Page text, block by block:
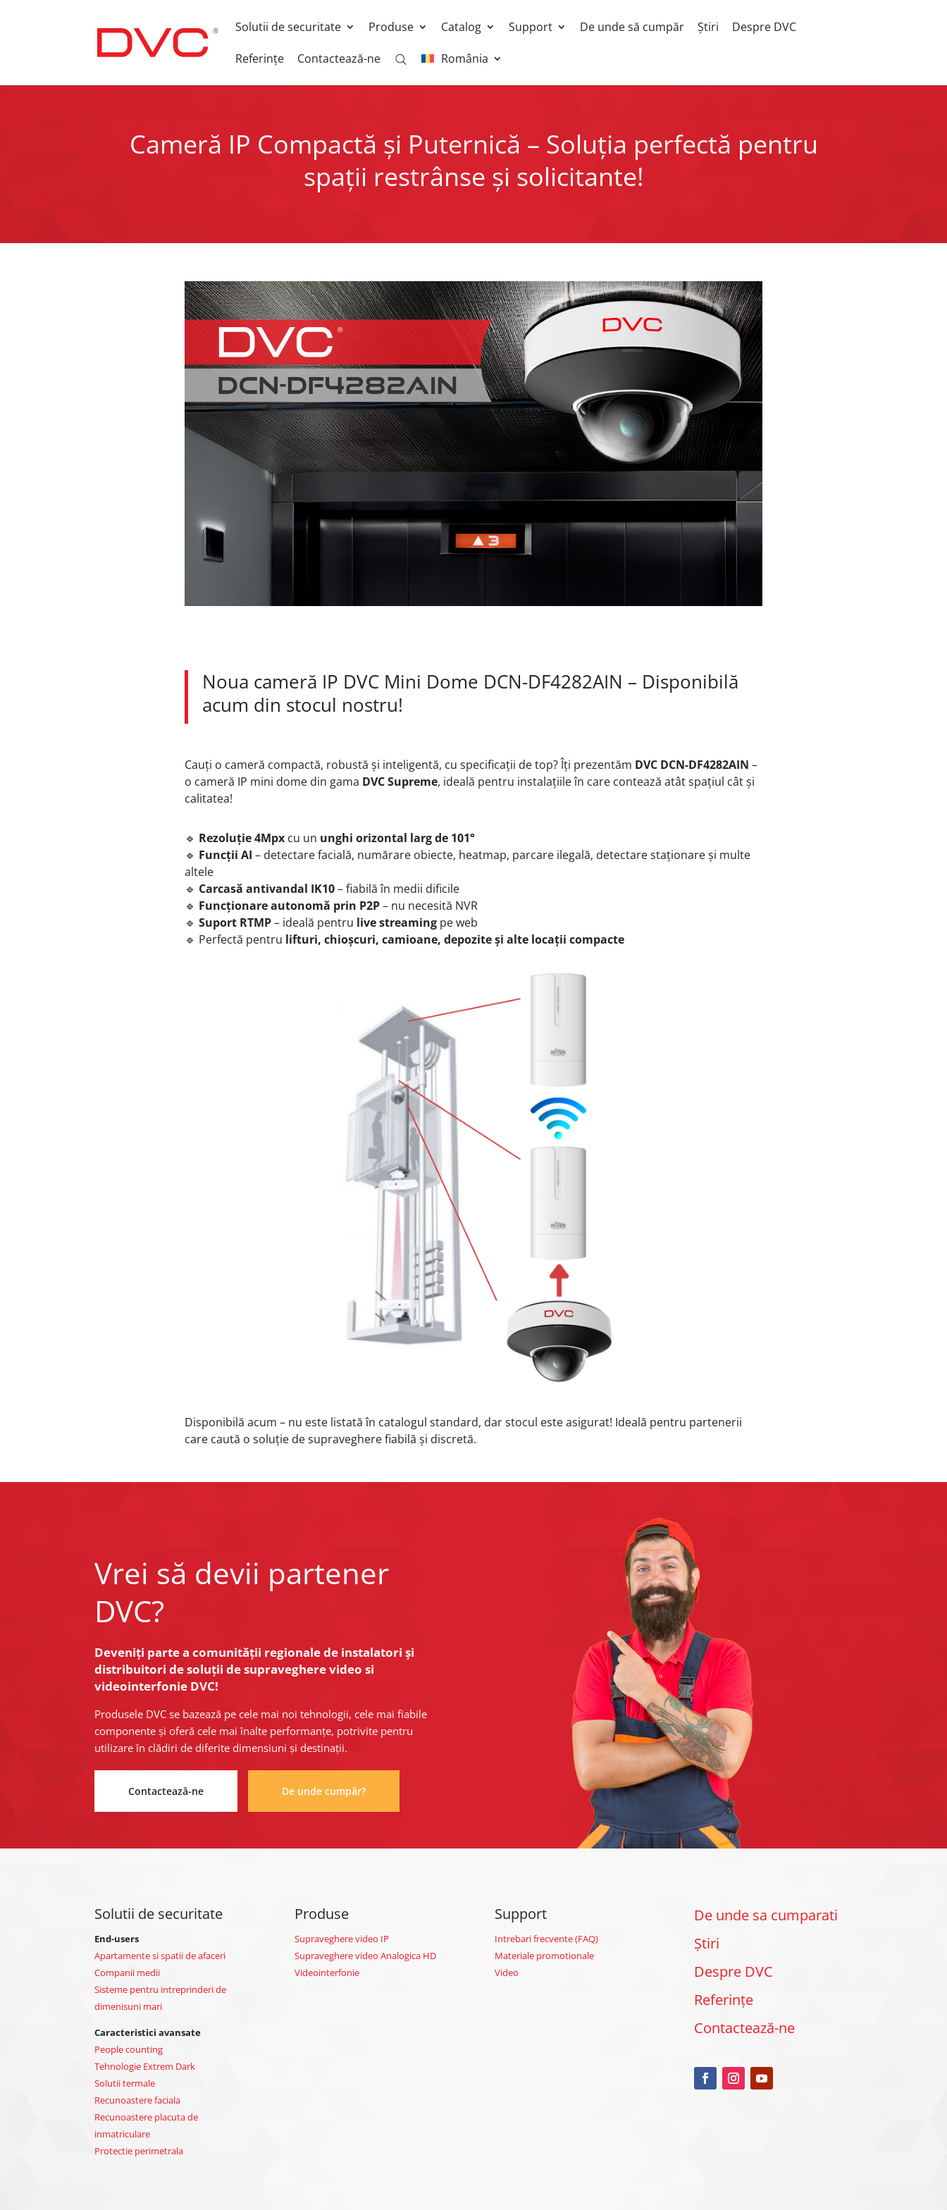
Solutii de securitate Produse Catalog Support De unde să cumpăr Știri Despre DVC
Referințe Contactează-ne România
Cameră IP Compactă și Puternică – Soluția perfectă pentru
spații restrânse și solicitante!
Noua cameră IP DVC Mini Dome DCN-DF4282AIN – Disponibilă
acum din stocul nostru!
Cauți o cameră compactă, robustă și inteligentă, cu specificații de top? Îți prezentăm DVC DCN-DF4282AIN –
o cameră IP mini dome din gama DVC Supreme, ideală pentru instalațiile în care contează atât spațiul cât și
calitatea!
🔹 Rezoluție 4Mpx cu un unghi orizontal larg de 101°
🔹 Funcții AI – detectare facială, numărare obiecte, heatmap, parcare ilegală, detectare staționare și multe
altele
🔹 Carcasă antivandal IK10– fiabilă în medii dificile
🔹 Funcționare autonomă prin P2P– nu necesită NVR
🔹 Suport RTMP– ideală pentru live streaming pe web
🔹 Perfectă pentru lifturi, chioșcuri, camioane, depoziteși alte locații compacte
Disponibilă acum – nu este listată în catalogul standard, dar stocul este asigurat! Ideală pentru partenerii
care caută o soluție de supraveghere fiabilă și discretă.
Vrei să devii partener
DVC?
Deveniți parte a comunității regionale de instalatori și
distribuitori de soluții de supraveghere video si
videointerfonie DVC!
Produsele DVC se bazează pe cele mai noi tehnologii, cele mai fiabile
componente și oferă cele mai înalte performanțe, potrivite pentru
utilizare în clădiri de diferite dimensiuni și destinații.
Contactează-ne De unde cumpăr?
Solutii de securitate
End-users
Apartamente si spatii de afaceri
Companii medii
Sisteme pentru intreprinderi de
dimenisuni mari
Caracteristici avansate
People counting
Tehnologie Extrem Dark
Solutii termale
Recunoastere faciala
Recunoastere placuta de
inmatriculare
Protectie perimetrala
Produse
Supraveghere video IP
Supraveghere video Analogica HD
Videointerfonie
Support
Intrebari frecvente (FAQ)
Materiale promotionale
Video
De unde sa cumparati
Știri
Despre DVC
Referințe
Contactează-ne